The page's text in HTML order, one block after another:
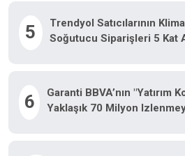
5
Trendyol Satıcılarının
Soğutucu Siparişleri 5 Kat
6
Garanti BBVA’nın "Yatırım
Yaklaşık 70 Milyon